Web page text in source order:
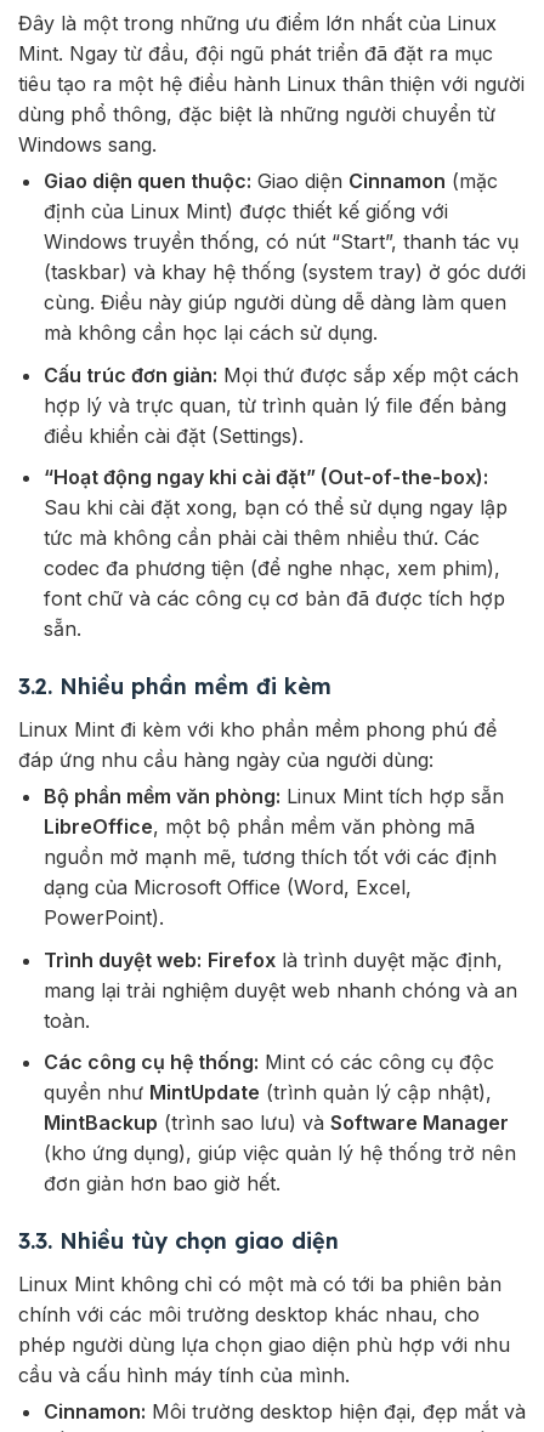
Đây là một trong những ưu điểm lớn nhất của Linux
Mint. Ngay từ đầu, đội ngũ phát triển đã đặt ra mục
tiêu tạo ra một hệ điều hành Linux thân thiện với người
dùng phổ thông, đặc biệt là những người chuyển từ
Windows sang.
Giao diện quen thuộc: Giao diện Cinnamon (mặc
định của Linux Mint) được thiết kế giống với
Windows truyền thống, có nút “Start”, thanh tác vụ
(taskbar) và khay hệ thống (system tray) ở góc dưới
cùng. Điều này giúp người dùng dễ dàng làm quen
mà không cần học lại cách sử dụng.
Cấu trúc đơn giản: Mọi thứ được sắp xếp một cách
hợp lý và trực quan, từ trình quản lý file đến bảng
điều khiển cài đặt (Settings).
“Hoạt động ngay khi cài đặt” (Out-of-the-box):
Sau khi cài đặt xong, bạn có thể sử dụng ngay lập
tức mà không cần phải cài thêm nhiều thứ. Các
codec đa phương tiện (để nghe nhạc, xem phim),
font chữ và các công cụ cơ bản đã được tích hợp
sẵn.
3.2. Nhiều phần mềm đi kèm
Linux Mint đi kèm với kho phần mềm phong phú để
đáp ứng nhu cầu hàng ngày của người dùng:
Bộ phần mềm văn phòng: Linux Mint tích hợp sẵn
LibreOffice, một bộ phần mềm văn phòng mã
nguồn mở mạnh mẽ, tương thích tốt với các định
dạng của Microsoft Office (Word, Excel,
PowerPoint).
Trình duyệt web: Firefoxlà trình duyệt mặc định,
mang lại trải nghiệm duyệt web nhanh chóng và an
toàn.
Các công cụ hệ thống: Mint có các công cụ độc
quyền như MintUpdate (trình quản lý cập nhật),
MintBackup (trình sao lưu) và Software Manager
(kho ứng dụng), giúp việc quản lý hệ thống trở nên
đơn giản hơn bao giờ hết.
3.3. Nhiều tùy chọn giao diện
Linux Mint không chỉ có một mà có tới ba phiên bản
chính với các môi trường desktop khác nhau, cho
phép người dùng lựa chọn giao diện phù hợp với nhu
cầu và cấu hình máy tính của mình.
Cinnamon: Môi trường desktop hiện đại, đẹp mắt và